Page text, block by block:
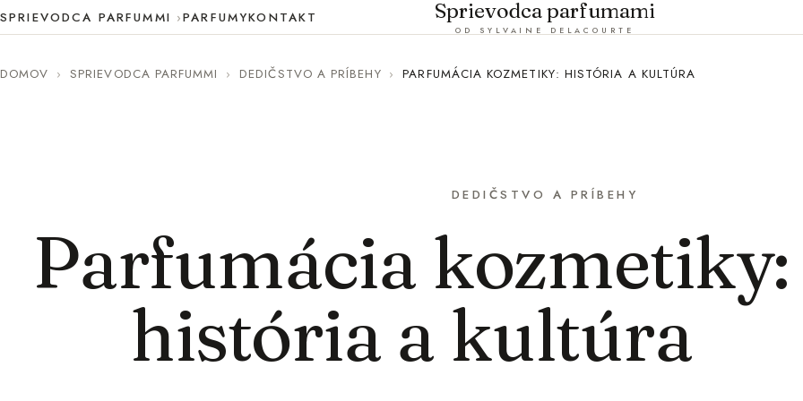
SPRIEVODCA PARFUMMI PARFUMYKONTAKT Sprievodca parfumami
OD SYLVAINE DELACOURTE
DOMOV › SPRIEVODCA PARFUMMI › DEDIČSTVO A PRÍBEHY › PARFUMÁCIA KOZMETIKY: HISTÓRIA A KULTÚRA
DEDIČSTVO A PRÍBEHY
Parfumácia kozmetiky:
história a kultúra